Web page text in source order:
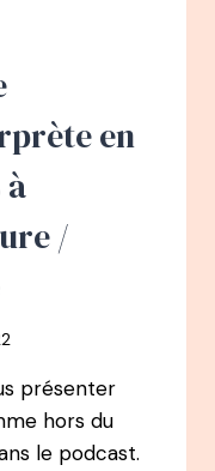
en
/
présenter
hors du
le podcast.